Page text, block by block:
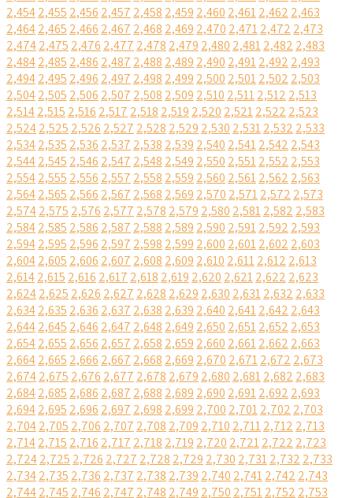
2,4542,455 2,456 2,457 2,458 2,459 2,460 2,4612,462 2,463
2,4642,465 2,466 2,467 2,468 2,469 2,470 2,4712,472 2,473
2,4742,475 2,476 2,477 2,478 2,479 2,480 2,4812,482 2,483
2,4842,485 2,486 2,487 2,488 2,489 2,490 2,4912,492 2,493
2,4942,495 2,496 2,497 2,498 2,499 2,500 2,5012,502 2,503
2,5042,505 2,506 2,507 2,508 2,509 2,510 2,5112,512 2,513
2,5142,515 2,516 2,517 2,518 2,519 2,520 2,5212,522 2,523
2,5242,525 2,526 2,527 2,528 2,529 2,530 2,5312,532 2,533
2,5342,535 2,536 2,537 2,538 2,539 2,540 2,5412,542 2,543
2,5442,545 2,546 2,547 2,548 2,549 2,550 2,5512,552 2,553
2,5542,555 2,556 2,557 2,558 2,559 2,560 2,5612,562 2,563
2,5642,565 2,566 2,567 2,568 2,569 2,570 2,5712,572 2,573
2,5742,575 2,576 2,577 2,578 2,579 2,580 2,5812,582 2,583
2,5842,585 2,586 2,587 2,588 2,589 2,590 2,5912,592 2,593
2,5942,595 2,596 2,597 2,598 2,599 2,600 2,6012,602 2,603
2,6042,605 2,606 2,607 2,608 2,609 2,610 2,6112,612 2,613
2,6142,615 2,616 2,617 2,618 2,619 2,620 2,6212,622 2,623
2,6242,625 2,626 2,627 2,628 2,629 2,630 2,6312,632 2,633
2,6342,635 2,636 2,637 2,638 2,639 2,640 2,6412,642 2,643
2,6442,645 2,646 2,647 2,648 2,649 2,650 2,6512,652 2,653
2,6542,655 2,656 2,657 2,658 2,659 2,660 2,6612,662 2,663
2,6642,665 2,666 2,667 2,668 2,669 2,670 2,6712,672 2,673
2,6742,675 2,676 2,677 2,678 2,679 2,680 2,6812,682 2,683
2,6842,685 2,686 2,687 2,688 2,689 2,690 2,6912,692 2,693
2,6942,695 2,696 2,697 2,698 2,699 2,700 2,7012,702 2,703
2,7042,705 2,706 2,707 2,708 2,709 2,710 2,7112,712 2,713
2,7142,715 2,716 2,717 2,718 2,719 2,720 2,7212,722 2,723
2,7242,725 2,726 2,727 2,728 2,729 2,730 2,7312,732 2,733
2,7342,735 2,736 2,737 2,738 2,739 2,740 2,7412,742 2,743
2,7442,745 2,746 2,747 2,748 2,749 2,750 2,7512,752 2,753